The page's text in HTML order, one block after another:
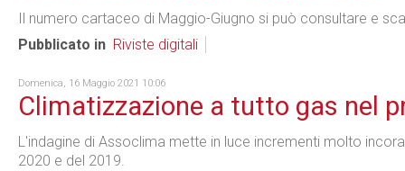
Il numero cartaceo di Maggio-Giugno si può consultare e
Pubblicato in Riviste digitali
Domenica, 16 Maggio 2021 10:06
Climatizzazione a tutto gas nel
L'indagine di Assoclima mette in luce incrementi molto
2020 e del 2019.